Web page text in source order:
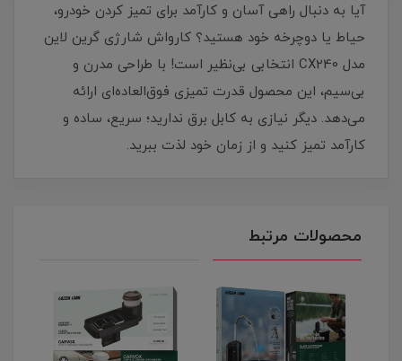
​​​​آیا به دنبال راهی آسان و کارآمد برای تمیز کردن خودرو،
حیاط یا دوچرخه خود هستید؟ کارواش شارژی گرین لاین
مدل CX240 انتخابی بی‌نظیر است! با طراحی مدرن و
بی‌سیم، این محصول قدرت تمیزی فوق‌العاده‌ای ارائه
می‌دهد. دیگر نیازی به کابل برق ندارید؛ سریع، ساده و
کارآمد تمیز کنید و از زمان خود لذت ببرید.
محصولات مرتبط